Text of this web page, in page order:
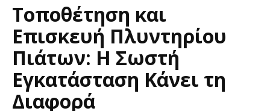
Τοποθέτηση και
Επισκευή Πλυντηρίου
Πιάτων: Η Σωστή
Εγκατάσταση Κάνει τη
Διαφορά